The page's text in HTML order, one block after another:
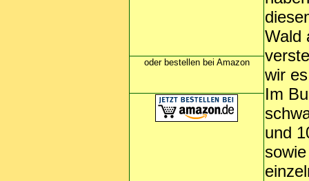
Wald
wir
Im
und
oder bestellen bei Amazon